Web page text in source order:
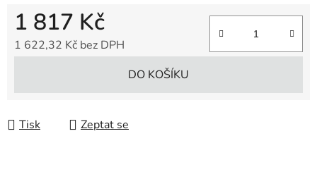
1 817 Kč
1 622,32 Kč bez DPH
DO KOŠÍKU
Tisk Zeptat se